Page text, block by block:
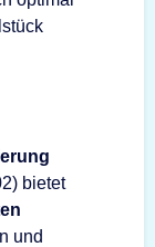
bietet
und